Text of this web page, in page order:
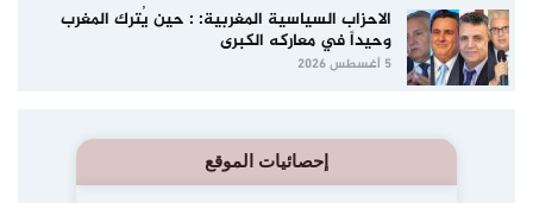
الاحزاب السياسية المغربية: : حين يُترك المغرب
وحيداً في معاركه الكبرى
5 أغسطس 2026
إحصائيات الموقع